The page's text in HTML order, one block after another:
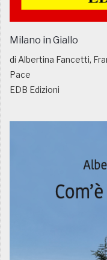
Milano in Giallo
di Albertina Fancetti,
Pace
EDB Edizioni